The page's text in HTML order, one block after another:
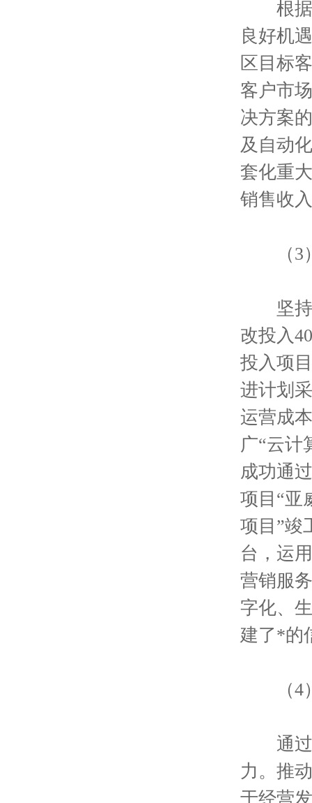
根据
良好机
区目标
客户市
决方案
及自动
套化重
销售收
（3）
坚持
改投入
投入项
进计划
运营成
广“云计
成功通
项目“亚
项目”竣
台，运
营销服
字化、
建了*的
（4）
通过
力。推
于经营